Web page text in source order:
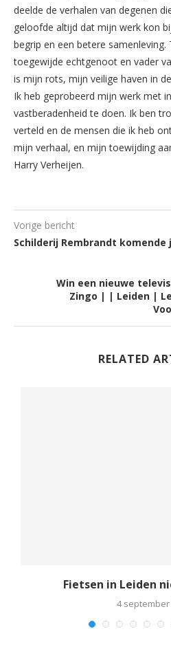
deelde de verhalen van degenen
geloofde altijd dat mijn werk kon
begrip en een betere samenleving.
toegewijde echtgenoot en vader
is mijn rots, mijn veilige haven in
Ik heb geprobeerd mijn werk met
vastberadenheid te doen. Ik ben
verteld en de mensen die ik heb
mijn verhaal, en mijn toewijding
Harry Verheijen.
Vorige bericht
Schilderij Rembrandt komende
Win een nieuwe
Zingo | | Leiden |
RELATED
Fietsen in Leiden
4 september